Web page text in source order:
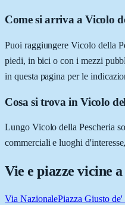
Come si arriva a Vicolo
Puoi raggiungere Vicolo della
piedi, in bici o con i mezzi
in questa pagina per le
Cosa si trova in Vicolo
Lungo Vicolo della Pescheria
commerciali e luoghi
Vie e piazze vicine a
Via NazionalePiazza Giusto